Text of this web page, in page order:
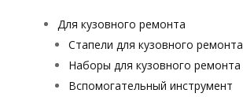
Для кузовного ремонта
Стапели для кузовного ремонта
Наборы для кузовного ремонта
Вспомогательный инструмент